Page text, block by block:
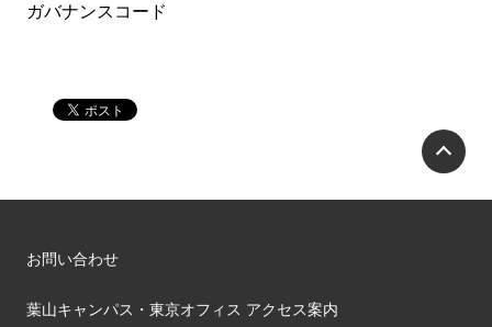
ガバナンスコード
お問い合わせ
葉山キャンパス・東京オフィス アクセス案内